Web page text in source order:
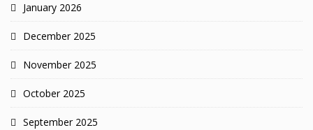
January 2026
December 2025
November 2025
October 2025
September 2025